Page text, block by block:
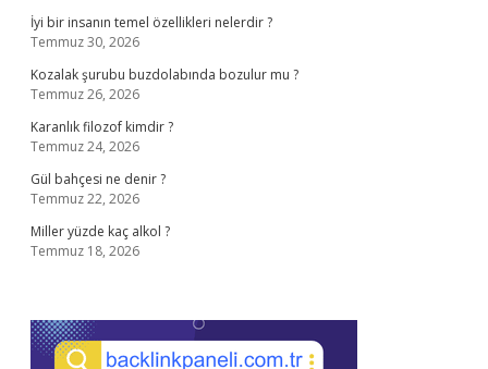
İyi bir insanın temel özellikleri nelerdir ?
Temmuz 30, 2026
Kozalak şurubu buzdolabında bozulur mu ?
Temmuz 26, 2026
Karanlık filozof kimdir ?
Temmuz 24, 2026
Gül bahçesi ne denir ?
Temmuz 22, 2026
Miller yüzde kaç alkol ?
Temmuz 18, 2026